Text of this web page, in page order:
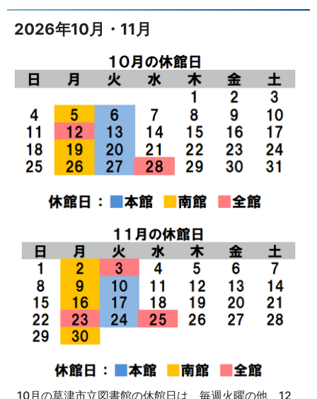
2026年10月・11月
10月の草津市立図書館の休館日は、毎週火曜の他、12